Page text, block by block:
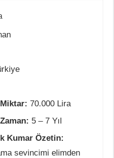
70.000 Lira
5 – 7 Yıl
Kumar Özetin:
sevincimi elimden